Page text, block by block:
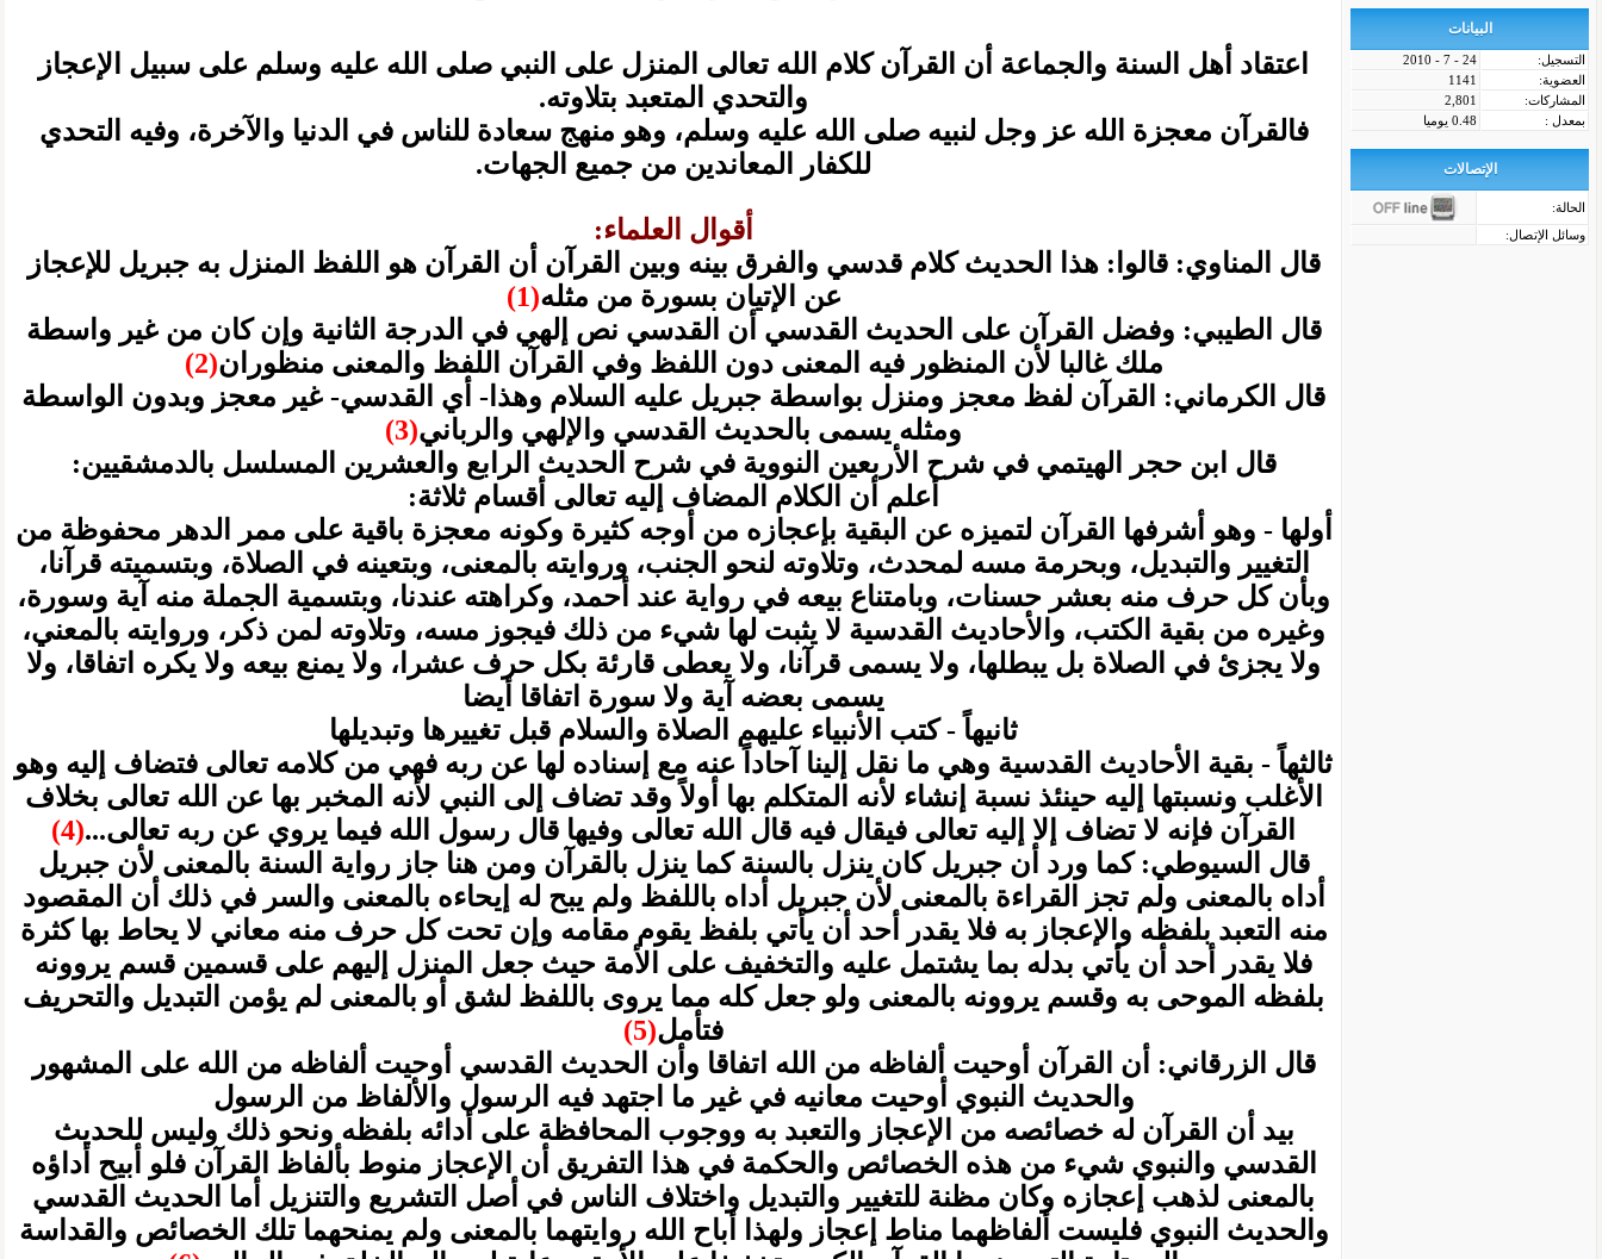
البيانات
التسجيل:
24 - 7 - 2010
العضوية:
1141
المشاركات:
2,801
بمعدل :
0.48 يوميا
الإتصالات
الحالة:
وسائل الإتصال:
اعتقاد أهل السنة والجماعة أن القرآن كلام الله تعالى المنزل على النبي صلى الله عليه وسلم على سبيل الإعجاز
والتحدي المتعبد بتلاوته.
فالقرآن معجزة الله عز وجل لنبيه صلى الله عليه وسلم، وهو منهج سعادة للناس في الدنيا والآخرة، وفيه التحدي
للكفار المعاندين من جميع الجهات.
أقوال العلماء:
قال المناوي: قالوا: هذا الحديث كلام قدسي والفرق بينه وبين القرآن أن القرآن هو اللفظ المنزل به جبريل للإعجاز
عن الإتيان بسورة من مثله(1)
قال الطيبي: وفضل القرآن على الحديث القدسي أن القدسي نص إلهي في الدرجة الثانية وإن كان من غير واسطة
ملك غالبا لأن المنظور فيه المعنى دون اللفظ وفي القرآن اللفظ والمعنى منظوران(2)
قال الكرماني: القرآن لفظ معجز ومنزل بواسطة جبريل عليه السلام وهذا- أي القدسي- غير معجز وبدون الواسطة
ومثله يسمى بالحديث القدسي والإلهي والرباني(3)
قال ابن حجر الهيتمي في شرح الأربعين النووية في شرح الحديث الرابع والعشرين المسلسل بالدمشقيين:
أعلم أن الكلام المضاف إليه تعالى أقسام ثلاثة:
أولها - وهو أشرفها القرآن لتميزه عن البقية بإعجازه من أوجه كثيرة وكونه معجزة باقية على ممر الدهر محفوظة من
التغيير والتبديل، وبحرمة مسه لمحدث، وتلاوته لنحو الجنب، وروايته بالمعنى، وبتعينه في الصلاة، وبتسميته قرآنا،
وبأن كل حرف منه بعشر حسنات، وبامتناع بيعه في رواية عند أحمد، وكراهته عندنا، وبتسمية الجملة منه آية وسورة،
وغيره من بقية الكتب، والأحاديث القدسية لا يثبت لها شيء من ذلك فيجوز مسه، وتلاوته لمن ذكر، وروايته بالمعني،
ولا يجزئ في الصلاة بل يبطلها، ولا يسمى قرآنا، ولا يعطى قارئة بكل حرف عشرا، ولا يمنع بيعه ولا يكره اتفاقا، ولا
يسمى بعضه آية ولا سورة اتفاقا أيضا
ثانيهاً - كتب الأنبياء عليهم الصلاة والسلام قبل تغييرها وتبديلها
ثالثهاً - بقية الأحاديث القدسية وهي ما نقل إلينا آحاداً عنه مع إسناده لها عن ربه فهي من كلامه تعالى فتضاف إليه وهو
الأغلب ونسبتها إليه حينئذ نسبة إنشاء لأنه المتكلم بها أولاً وقد تضاف إلى النبي لأنه المخبر بها عن الله تعالى بخلاف
القرآن فإنه لا تضاف إلا إليه تعالى فيقال فيه قال الله تعالى وفيها قال رسول الله فيما يروي عن ربه تعالى...(4)
قال السيوطي: كما ورد أن جبريل كان ينزل بالسنة كما ينزل بالقرآن ومن هنا جاز رواية السنة بالمعنى لأن جبريل
أداه بالمعنى ولم تجز القراءة بالمعنى لأن جبريل أداه باللفظ ولم يبح له إيحاءه بالمعنى والسر في ذلك أن المقصود
منه التعبد بلفظه والإعجاز به فلا يقدر أحد أن يأتي بلفظ يقوم مقامه وإن تحت كل حرف منه معاني لا يحاط بها كثرة
فلا يقدر أحد أن يأتي بدله بما يشتمل عليه والتخفيف على الأمة حيث جعل المنزل إليهم على قسمين قسم يروونه
بلفظه الموحى به وقسم يروونه بالمعنى ولو جعل كله مما يروى باللفظ لشق أو بالمعنى لم يؤمن التبديل والتحريف
فتأمل(5)
قال الزرقاني: أن القرآن أوحيت ألفاظه من الله اتفاقا وأن الحديث القدسي أوحيت ألفاظه من الله على المشهور
والحديث النبوي أوحيت معانيه في غير ما اجتهد فيه الرسول والألفاظ من الرسول
بيد أن القرآن له خصائصه من الإعجاز والتعبد به ووجوب المحافظة على أدائه بلفظه ونحو ذلك وليس للحديث
القدسي والنبوي شيء من هذه الخصائص والحكمة في هذا التفريق أن الإعجاز منوط بألفاظ القرآن فلو أبيح أداؤه
بالمعنى لذهب إعجازه وكان مظنة للتغيير والتبديل واختلاف الناس في أصل التشريع والتنزيل أما الحديث القدسي
والحديث النبوي فليست ألفاظهما مناط إعجاز ولهذا أباح الله روايتهما بالمعنى ولم يمنحهما تلك الخصائص والقداسة